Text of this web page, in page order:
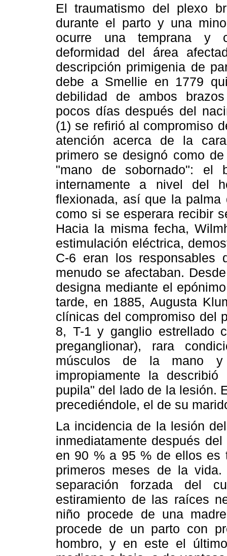
El traumatismo del plexo
durante el parto y una
ocurre una temprana y
deformidad del área
descripción primigenia de
debe a Smellie en 1779
debilidad de ambos
pocos días después del
(1) se refirió al compromiso
atención acerca de la
primero se designó como
"mano de sobornado": el
internamente a nivel del
flexionada, así que la
como si se esperara recibir
Hacia la misma fecha,
estimulación eléctrica,
C-6 eran los
menudo se afectaban.
designa mediante el
tarde, en 1885, Augusta
clínicas del compromiso del
8, T-1 y ganglio estrellado
preganglionar), rara
músculos de la mano y
impropiamente la
pupila" del lado de la lesión.
precediéndole, el de su
La incidencia de la lesión
inmediatamente después
en 90 % a 95 % de ellos es
primeros meses de la
separación forzada del
estiramiento de las raíces
niño procede de una
procede de un parto con
hombro, y en este el